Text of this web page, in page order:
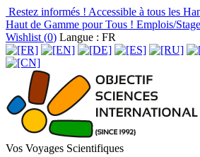
Restez informés ! Accessible à tous les
Haut de Gamme pour Tous ! Emplois/
Wishlist (0) Langue : FR
Vos Voyages Scientifiques